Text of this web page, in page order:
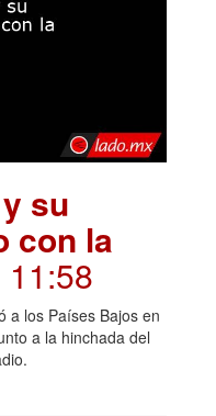
su
con la
11:58
a los Países Bajos en
a la hinchada del